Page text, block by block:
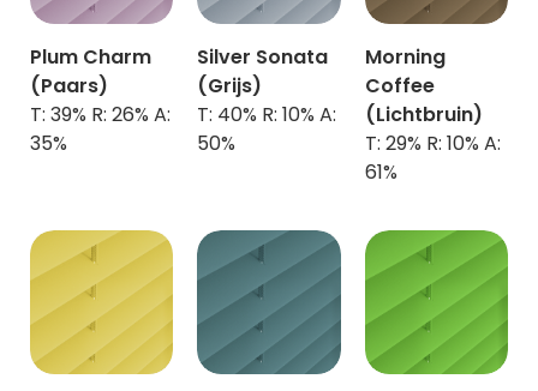
Plum Charm
(Paars)
T: 39% R: 26% A:
35%
Silver Sonata
(Grijs)
T: 40% R: 10% A:
50%
Morning
Coffee
(Lichtbruin)
T: 29% R: 10% A:
61%